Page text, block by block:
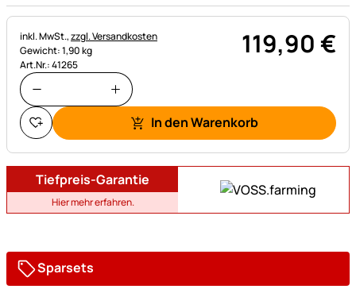
Steuerhinweis:
inkl. MwSt.,zzgl. Versandkosten
Gewicht: 1,90 kg
Art.Nr.: 41265
119,90€
In den Warenkorb
Tiefpreis-Garantie
Hier mehr erfahren.
Sparsets